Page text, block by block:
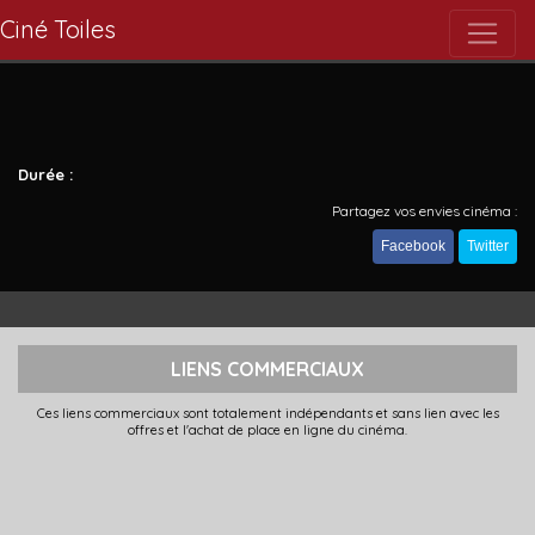
Ciné Toiles
Durée :
Partagez vos envies cinéma :
Facebook Twitter
LIENS COMMERCIAUX
Ces liens commerciaux sont totalement indépendants et sans lien avec les
offres et l'achat de place en ligne du cinéma.